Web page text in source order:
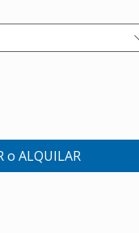
o ALQUILAR